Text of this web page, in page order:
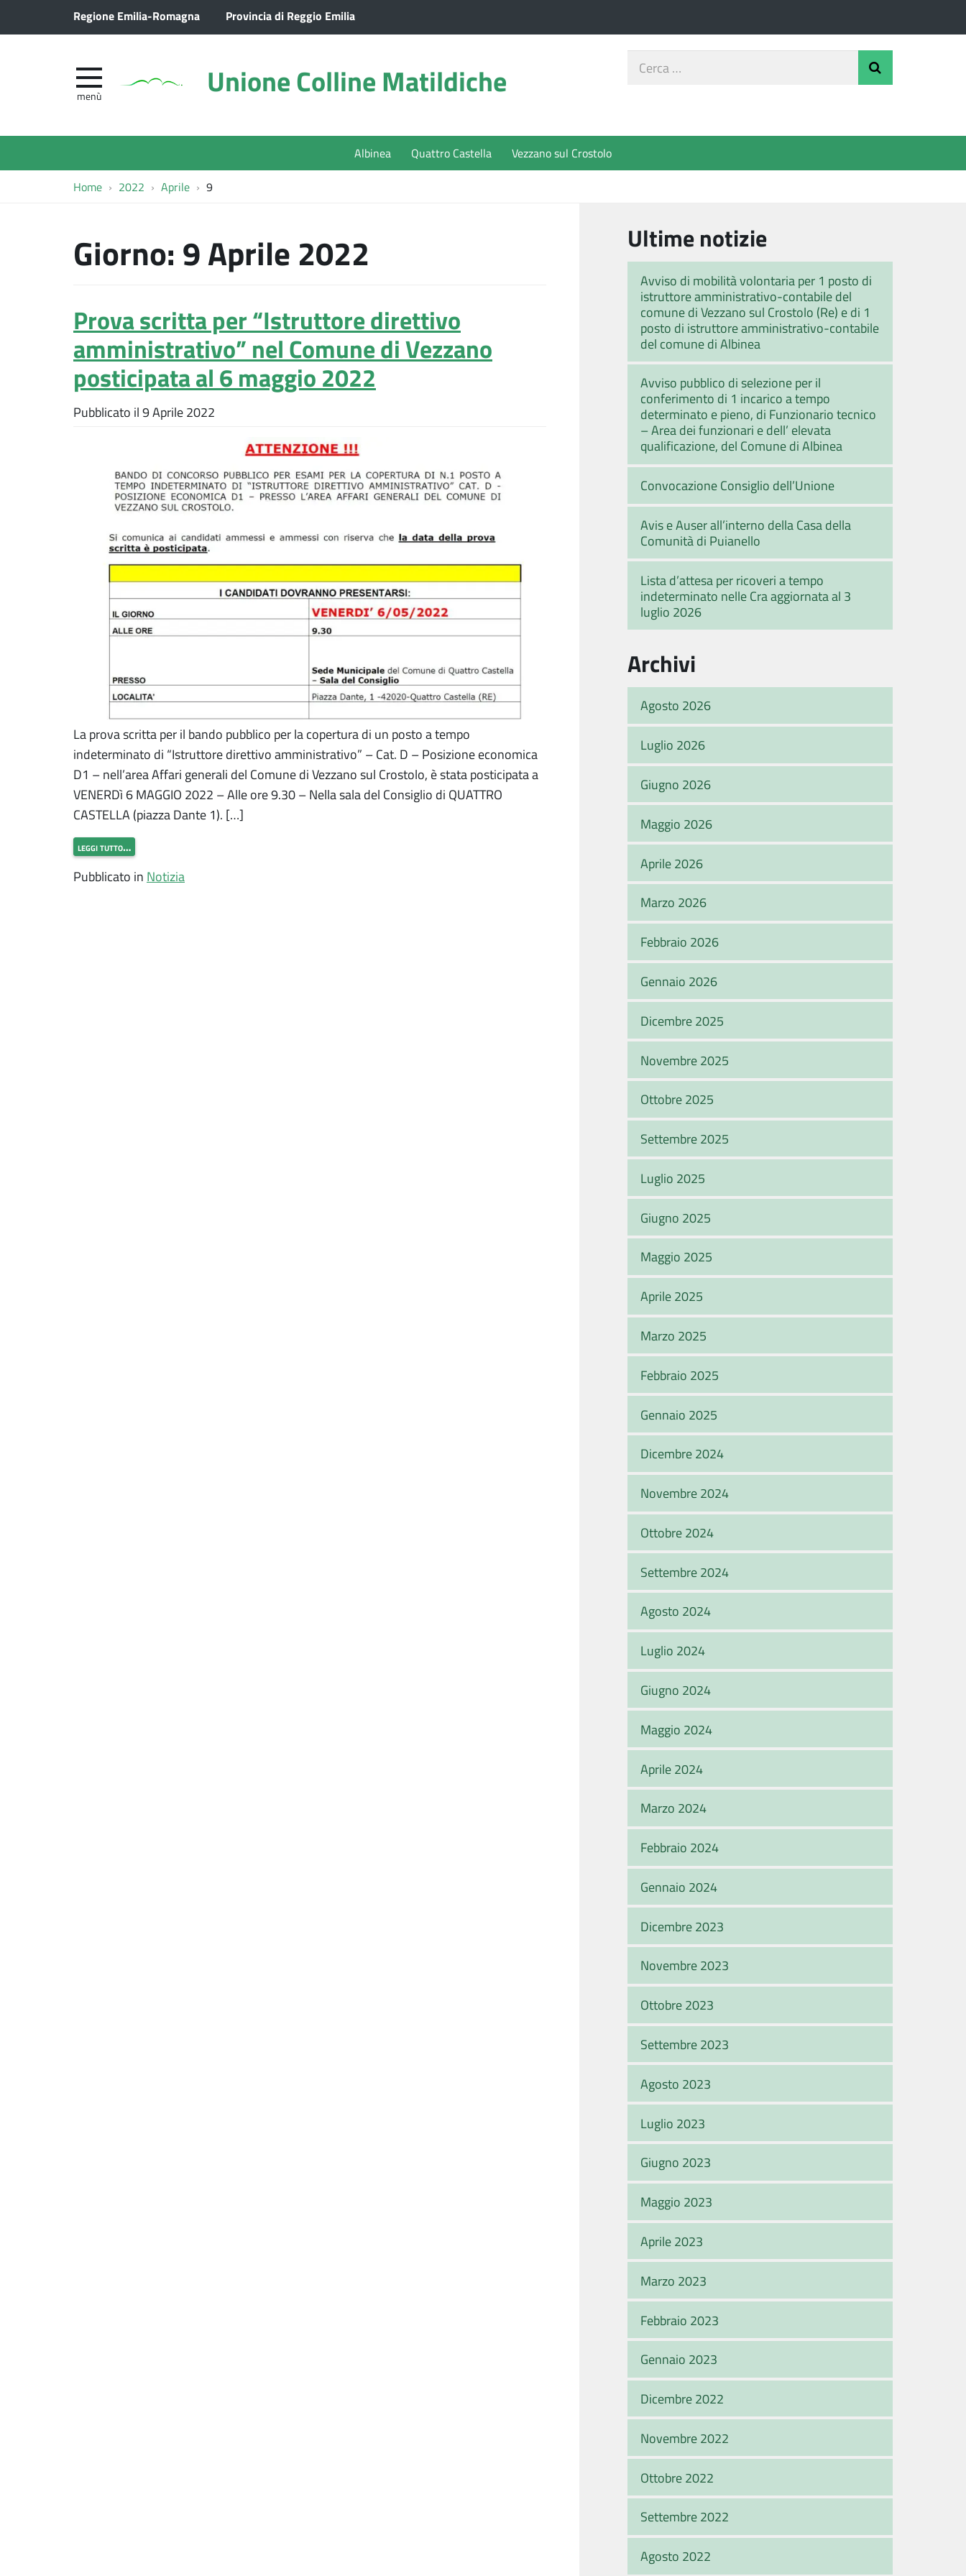
Regione Emilia-Romagna Provincia di Reggio Emilia
Unione Colline Matildiche
menù
Cerca
Albinea Quattro Castella Vezzano sul Crostolo
Home 2022 Aprile 9
Giorno: 9 Aprile 2022
Prova scritta per “Istruttore direttivo
amministrativo” nel Comune di Vezzano
posticipata al 6 maggio 2022
Pubblicato il 9 Aprile 2022
La prova scritta per il bando pubblico per la copertura di un posto a tempo
indeterminato di “Istruttore direttivo amministrativo” – Cat. D – Posizione economica
D1 – nell’area Affari generali del Comune di Vezzano sul Crostolo, è stata posticipata a
VENERDì 6 MAGGIO 2022 – Alle ore 9.30 – Nella sala del Consiglio di QUATTRO
CASTELLA (piazza Dante 1). […]
leggi tutto…
Pubblicato in Notizia
Ultime notizie
Avviso di mobilità volontaria per 1 posto di
istruttore amministrativo-contabile del
comune di Vezzano sul Crostolo (Re) e di 1
posto di istruttore amministrativo-contabile
del comune di Albinea
Avviso pubblico di selezione per il
conferimento di 1 incarico a tempo
determinato e pieno, di Funzionario tecnico
– Area dei funzionari e dell’ elevata
qualificazione, del Comune di Albinea
Convocazione Consiglio dell’Unione
Avis e Auser all’interno della Casa della
Comunità di Puianello
Lista d’attesa per ricoveri a tempo
indeterminato nelle Cra aggiornata al 3
luglio 2026
Archivi
Agosto 2026
Luglio 2026
Giugno 2026
Maggio 2026
Aprile 2026
Marzo 2026
Febbraio 2026
Gennaio 2026
Dicembre 2025
Novembre 2025
Ottobre 2025
Settembre 2025
Luglio 2025
Giugno 2025
Maggio 2025
Aprile 2025
Marzo 2025
Febbraio 2025
Gennaio 2025
Dicembre 2024
Novembre 2024
Ottobre 2024
Settembre 2024
Agosto 2024
Luglio 2024
Giugno 2024
Maggio 2024
Aprile 2024
Marzo 2024
Febbraio 2024
Gennaio 2024
Dicembre 2023
Novembre 2023
Ottobre 2023
Settembre 2023
Agosto 2023
Luglio 2023
Giugno 2023
Maggio 2023
Aprile 2023
Marzo 2023
Febbraio 2023
Gennaio 2023
Dicembre 2022
Novembre 2022
Ottobre 2022
Settembre 2022
Agosto 2022